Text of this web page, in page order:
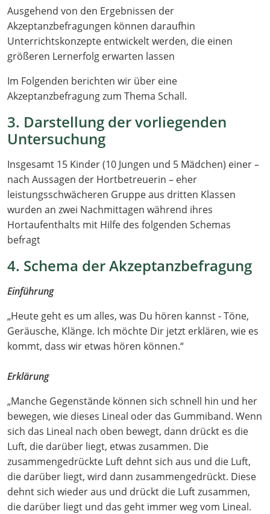
Ausgehend von den Ergebnissen der
Akzeptanzbefragungen können daraufhin
Unterrichtskonzepte entwickelt werden, die einen
größeren Lernerfolg erwarten lassen
Im Folgenden berichten wir über eine
Akzeptanzbefragung zum Thema Schall.
3. Darstellung der vorliegenden
Untersuchung
Insgesamt 15 Kinder (10 Jungen und 5 Mädchen) einer –
nach Aussagen der Hortbetreuerin – eher
leistungsschwächeren Gruppe aus dritten Klassen
wurden an zwei Nachmittagen während ihres
Hortaufenthalts mit Hilfe des folgenden Schemas
befragt
4. Schema der Akzeptanzbefragung
Einführung
„Heute geht es um alles, was Du hören kannst - Töne,
Geräusche, Klänge. Ich möchte Dir jetzt erklären, wie es
kommt, dass wir etwas hören können.“
Erklärung
„Manche Gegenstände können sich schnell hin und her
bewegen, wie dieses Lineal oder das Gummiband. Wenn
sich das Lineal nach oben bewegt, dann drückt es die
Luft, die darüber liegt, etwas zusammen. Die
zusammengedrückte Luft dehnt sich aus und die Luft,
die darüber liegt, wird dann zusammengedrückt. Diese
dehnt sich wieder aus und drückt die Luft zusammen,
die darüber liegt und das geht immer weg vom Lineal.